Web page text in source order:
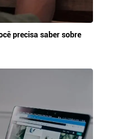
precisa saber sobre